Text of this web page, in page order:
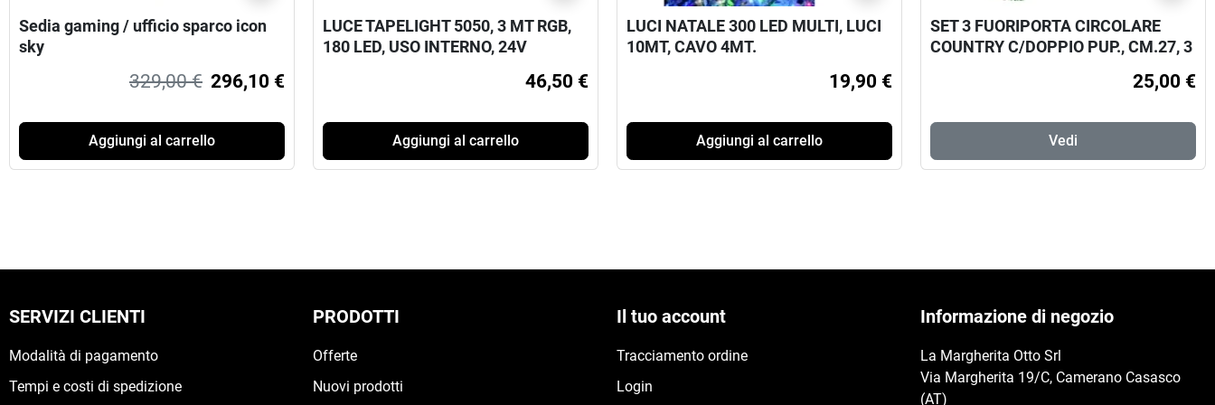
Sedia gaming / ufficio sparco icon
sky
329,00 € 296,10 €
Aggiungi al carrello
LUCE TAPELIGHT 5050, 3 MT RGB,
180 LED, USO INTERNO, 24V
46,50 €
Aggiungi al carrello
LUCI NATALE 300 LED MULTI, LUCI
10MT, CAVO 4MT.
19,90 €
Aggiungi al carrello
SET 3 FUORIPORTA CIRCOLARE
COUNTRY C/DOPPIO PUP., CM.27, 3
25,00 €
Vedi
SERVIZI CLIENTI
Modalità di pagamento
Tempi e costi di spedizione
PRODOTTI
Offerte
Nuovi prodotti
Il tuo account
Tracciamento ordine
Login
Informazione di negozio
La Margherita Otto Srl
Via Margherita 19/C, Camerano Casasco
(AT)